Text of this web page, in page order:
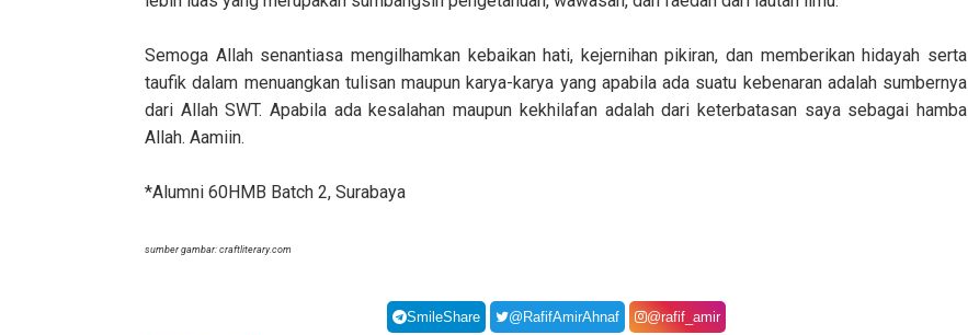
Semoga Allah senantiasa mengilhamkan kebaikan hati, kejernihan pikiran, dan memberikan hidayah serta
taufik dalam menuangkan tulisan maupun karya-karya yang apabila ada suatu kebenaran adalah sumbernya
dari Allah SWT. Apabila ada kesalahan maupun kekhilafan adalah dari keterbatasan saya sebagai hamba
Allah. Aamiin.
*Alumni 60HMB Batch 2, Surabaya
sumber gambar: craftliterary.com
SmileShare @RafifAmirAhnaf @rafif_amir